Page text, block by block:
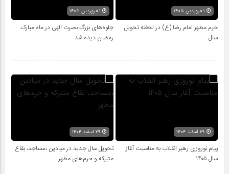
حرم مطهر امام رضا (ع) در لحظه تحویل
سال
جلوه‌های بزرگ نصرت الهی در ماه مبارک
رمضان دیده شد
پیام نوروزی رهبر انقلاب به مناسبت آغاز
سال ۱۴۰۵
تحویل سال‌ جدید در میادین ،مساجد، بقاع
متبرکه‌ و حرم‌های‌ مطهر